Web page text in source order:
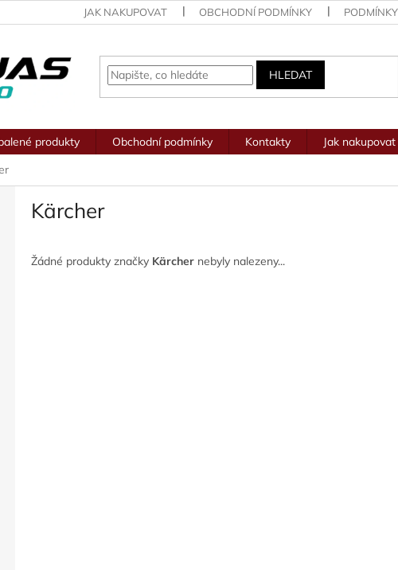
JAK NAKUPOVAT OBCHODNÍ PODMÍNKY
HLEDAT
produkty Obchodní podmínky Kontakty Jak nakupovat
Kärcher
Žádné produkty značky Kärcher nebyly nalezeny...